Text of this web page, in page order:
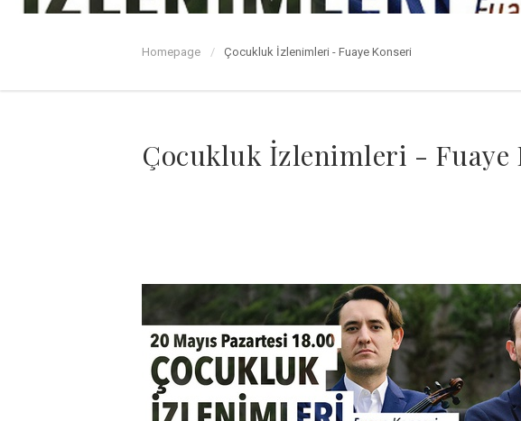
Homepage Çocukluk İzlenimleri - Fuaye Konseri
Çocukluk İzlenimleri - Fuaye